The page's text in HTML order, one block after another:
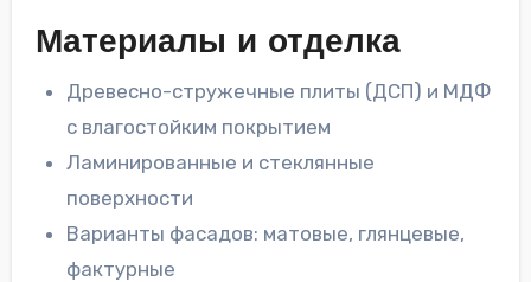
Материалы и отделка
Древесно-стружечные плиты (ДСП) и МДФ
с влагостойким покрытием
Ламинированные и стеклянные
поверхности
Варианты фасадов: матовые, глянцевые,
фактурные